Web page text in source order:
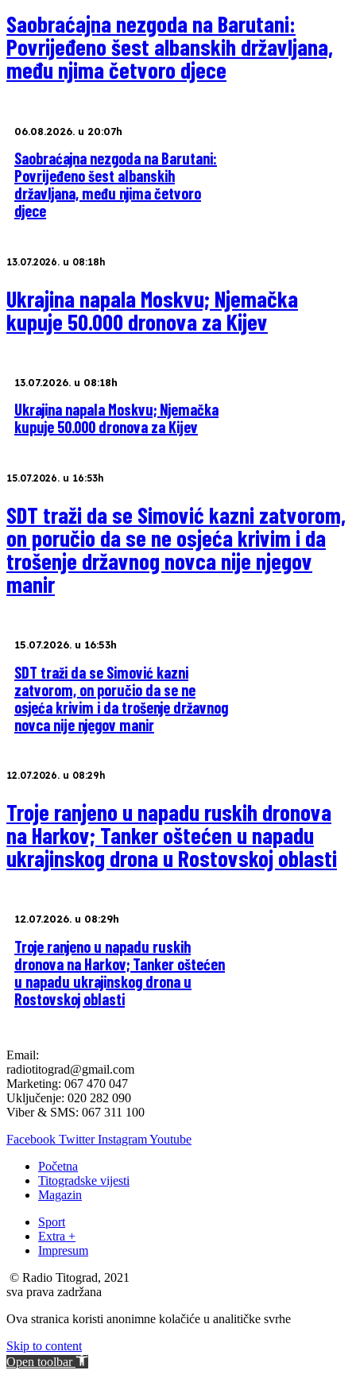
Saobraćajna nezgoda na Barutani:
Povrijeđeno šest albanskih državljana,
među njima četvoro djece
06.08.2026. u 20:07h
Saobraćajna nezgoda na Barutani:
Povrijeđeno šest albanskih
državljana, među njima četvoro
djece
13.07.2026. u 08:18h
Ukrajina napala Moskvu; Njemačka
kupuje 50.000 dronova za Kijev
13.07.2026. u 08:18h
Ukrajina napala Moskvu; Njemačka
kupuje 50.000 dronova za Kijev
15.07.2026. u 16:53h
SDT traži da se Simović kazni zatvorom,
on poručio da se ne osjeća krivim i da
trošenje državnog novca nije njegov
manir
15.07.2026. u 16:53h
SDT traži da se Simović kazni
zatvorom, on poručio da se ne
osjeća krivim i da trošenje državnog
novca nije njegov manir
12.07.2026. u 08:29h
Troje ranjeno u napadu ruskih dronova
na Harkov; Tanker oštećen u napadu
ukrajinskog drona u Rostovskoj oblasti
12.07.2026. u 08:29h
Troje ranjeno u napadu ruskih
dronova na Harkov; Tanker oštećen
u napadu ukrajinskog drona u
Rostovskoj oblasti
Email:
radiotitograd@gmail.com
Marketing: 067 470 047
Uključenje: 020 282 090
Viber & SMS: 067 311 100
Facebook Twitter InstagramYoutube
Početna
Titogradske vijesti
Magazin
Sport
Extra +
Impresum
© Radio Titograd, 2021
sva prava zadržana
Ova stranica koristi anonimne kolačiće u analitičke svrhe
Skip to content
Open toolbar